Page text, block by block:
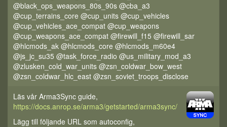
@black_ops_weapons_80s_90s @cba_a3
@cup_terrains_core @cup_units @cup_vehicles
@cup_vehicles_ace_compat @cup_weapons
@cup_weapons_ace_compat @firewill_f15 @firewill_sar
@hlcmods_ak @hlcmods_core @hlcmods_m60e4
@js_jc_su35 @task_force_radio @us_military_mod_a3
@zlusken_cold_war_units @zsn_coldwar_bow_west
@zsn_coldwar_hlc_east @zsn_soviet_troops_disclose
Läs vår Arma3Sync guide,
https://docs.anrop.se/arma3/getstarted/arma3sync/
Lägg till följande URL som autoconfig,